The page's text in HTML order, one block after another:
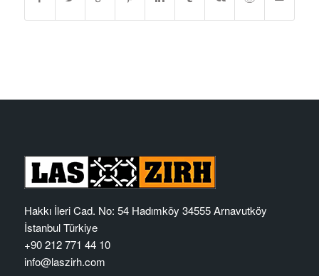
Hakkı İleri Cad. No: 54 Hadımköy 34555 Arnavutköy
İstanbul Türkiye
+90 212 771 44 10
info@laszirh.com